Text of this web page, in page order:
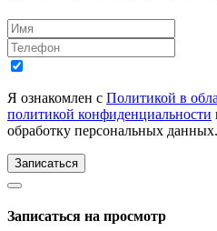
Я ознакомлен с Политикой в
политикой конфиденциальности
обработку персональных данных.
Записаться
Записаться на просмотр